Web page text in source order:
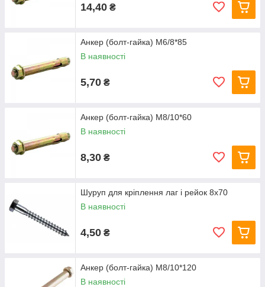
14,40 ₴
Анкер (болт-гайка) М6/8*85
В наявності
5,70 ₴
Анкер (болт-гайка) М8/10*60
В наявності
8,30 ₴
Шуруп для кріплення лаг і рейок 8х70
В наявності
4,50 ₴
Анкер (болт-гайка) M8/10*120
В наявності